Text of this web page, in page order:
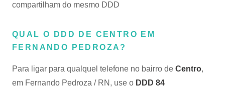
compartilham do mesmo DDD
QUAL O DDD DE CENTRO EM
FERNANDO PEDROZA?
Para ligar para qualquel telefone no bairro de Centro,
em Fernando Pedroza / RN, use o DDD 84